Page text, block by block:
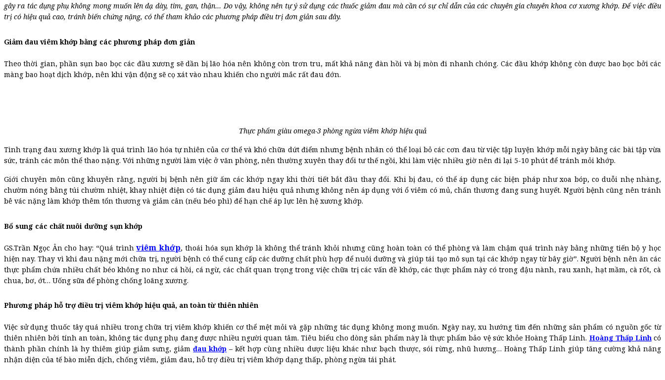
gây ra tác dụng phụ không mong muốn lên dạ dày, tim, gan, thận… Do vậy, không nên tự ý sử dụng các thuốc giảm đau mà cần có sự chỉ dẫn của các chuyên gia chuyên khoa cơ xương khớp. Để việc điều
trị có hiệu quả cao, tránh biến chứng nặng, có thể tham khảo các phương pháp điều trị đơn giản sau đây.
Giảm đau viêm khớp bằng các phương pháp đơn giản
Theo thời gian, phần sụn bao bọc các đầu xương sẽ dần bị lão hóa nên không còn trơn tru, mất khả năng đàn hồi và bị mòn đi nhanh chóng. Các đầu khớp không còn được bao bọc bởi các
màng bao hoạt dịch khớp, nên khi vận động sẽ cọ xát vào nhau khiến cho người mắc rất đau đớn.
Thực phẩm giàu omega-3 phòng ngừa viêm khớp hiệu quả
Tình trạng đau xương khớp là quá trình lão hóa tự nhiên của cơ thể và khó chữa dứt điểm nhưng bệnh nhân có thể loại bỏ các cơn đau từ việc tập luyện khớp mỗi ngày bằng các bài tập vừa
sức, tránh các môn thể thao nặng. Với những người làm việc ở văn phòng, nên thường xuyên thay đổi tư thế ngồi, khi làm việc nhiều giờ nên đi lại 5-10 phút để tránh mỏi khớp.
Giới chuyên môn cũng khuyên rằng, người bị bệnh nên giữ ấm các khớp ngay khi thời tiết bắt đầu thay đổi. Khi bị đau, có thể áp dụng các biện pháp như xoa bóp, co duỗi nhẹ nhàng,
chườm nóng bằng túi chườm nhiệt, khay nhiệt điện có tác dụng giảm đau hiệu quả nhưng không nên áp dụng với ổ viêm có mủ, chấn thương đang sung huyết. Người bệnh cũng nên tránh
bê vác nặng làm khớp thêm tổn thương và giảm cân (nếu béo phì) để hạn chế áp lực lên hệ xương khớp.
Bổ sung các chất nuôi dưỡng sụn khớp
GS.Trần Ngọc Ân cho hay: “Quá trìnhviêm khớp, thoái hóa sụn khớp là không thể tránh khỏi nhưng cũng hoàn toàn có thể phòng và làm chậm quá trình này bằng những tiến bộ y học
hiện nay. Thay vì khi đau nặng mới chữa trị, người bệnh có thể cung cấp các dưỡng chất phù hợp để nuôi dưỡng và giúp tái tạo mô sụn tại các khớp ngay từ bây giờ”. Người bệnh nên ăn các
thực phẩm chứa nhiều chất béo không no như: cá hồi, cá ngừ, các chất quan trọng trong việc chữa trị các vấn đề khớp, các thực phẩm này có trong đậu nành, rau xanh, hạt mầm, cà rốt, cà
chua, bơ, ớt… Uống sữa để phòng chống loãng xương.
Phương pháp hỗ trợ điều trị viêm khớp hiệu quả, an toàn từ thiên nhiên
Việc sử dụng thuốc tây quá nhiều trong chữa trị viêm khớp khiến cơ thể mệt mỏi và gặp những tác dụng không mong muốn. Ngày nay, xu hướng tìm đến những sản phẩm có nguồn gốc từ
thiên nhiên bởi tính an toàn, không tác dụng phụ đang được nhiều người quan tâm. Tiêu biểu cho dòng sản phẩm này là thực phẩm bảo vệ sức khỏe Hoàng Thấp Linh. Hoàng Thấp Linhcó
thành phần chính là hy thiêm giúp giảm sưng, giảmđau khớp – kết hợp cùng nhiều dược liệu khác như: bạch thược, sói rừng, nhũ hương… Hoàng Thấp Linh giúp tăng cường khả năng
nhận diện của tế bào miễn dịch, chống viêm, giảm đau, hỗ trợ điều trị viêm khớp dạng thấp, phòng ngừa tái phát.